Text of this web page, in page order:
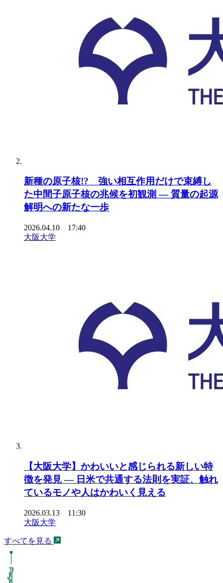
新種の原子核!? 強い相互作用だけで束縛し
た中間子原子核の兆候を初観測 ― 質量の起源
解明への新たな一歩
2026.04.10 17:40
大阪大学
【大阪大学】かわいいと感じられる新しい特
徴を発見 ― 日米で共通する法則を実証、触れ
ているモノや人はかわいく見える
2026.03.13 11:30
大阪大学
すべてを見る